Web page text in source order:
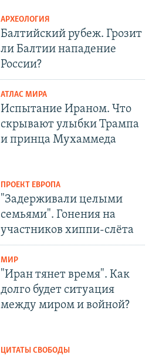
АРХЕОЛОГИЯ
Балтийский рубеж. Грозит
ли Балтии нападение
России?
АТЛАС МИРА
Испытание Ираном. Что
скрывают улыбки Трампа
и принца Мухаммеда
ПРОЕКТ ЕВРОПА
"Задерживали целыми
семьями". Гонения на
участников хиппи-слёта
МИР
"Иран тянет время". Как
долго будет ситуация
между миром и войной?
ЦИТАТЫ СВОБОДЫ